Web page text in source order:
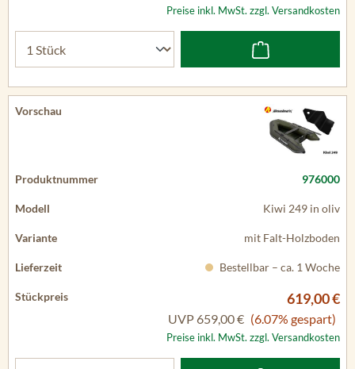
Preise inkl. MwSt. zzgl. Versandkosten
976000
Kiwi 249 in oliv
mit Falt-Holzboden
Bestellbar – ca. 1 Woche
619,00 €
UVP 659,00 € (6.07% gespart)
Preise inkl. MwSt. zzgl. Versandkosten